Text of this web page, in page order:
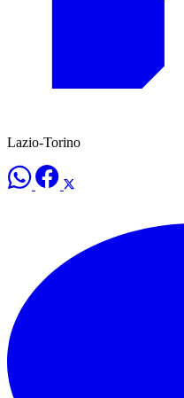
Lazio-Torino